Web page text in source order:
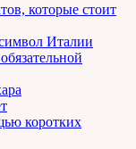
которые стоит
Италии
коротких